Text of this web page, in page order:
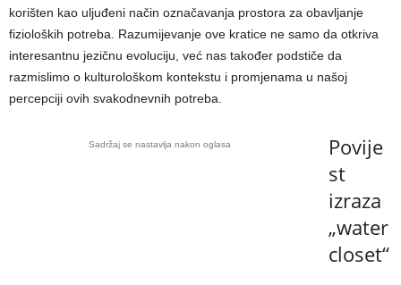
korišten kao uljuđeni način označavanja prostora za obavljanje
fizioloških potreba. Razumijevanje ove kraticе ne samo da otkriva
interesantnu jezičnu evoluciju, već nas također podstiče da
razmislimo o kulturološkom kontekstu i promjenama u našoj
percepciji ovih svakodnevnih potreba.
Sadržaj se nastavlja nakon oglasa
Povije
st
izraza
„water
closet“